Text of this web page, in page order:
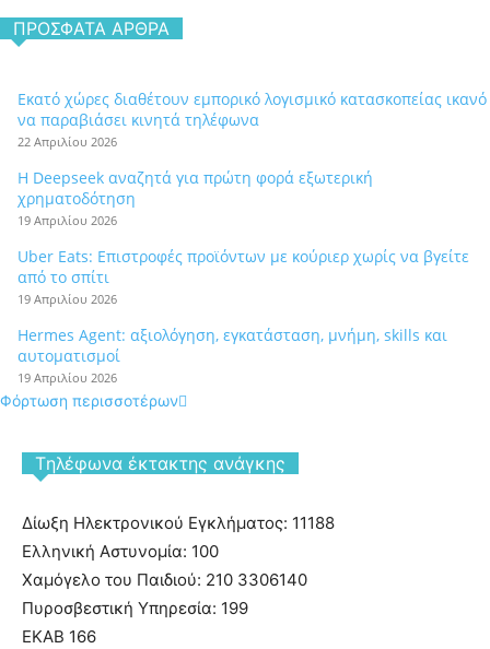
ΠΡΌΣΦΑΤΑ ΆΡΘΡΑ
Εκατό χώρες διαθέτουν εμπορικό λογισμικό κατασκοπείας ικανό
να παραβιάσει κινητά τηλέφωνα
22 Απριλίου 2026
Η Deepseek αναζητά για πρώτη φορά εξωτερική
χρηματοδότηση
19 Απριλίου 2026
Uber Eats: Επιστροφές προϊόντων με κούριερ χωρίς να βγείτε
από το σπίτι
19 Απριλίου 2026
Hermes Agent: αξιολόγηση, εγκατάσταση, μνήμη, skills και
αυτοματισμοί
19 Απριλίου 2026
Φόρτωση περισσοτέρων
Tηλέφωνα έκτακτης ανάγκης
Δίωξη Ηλεκτρονικού Εγκλήματος: 11188
Ελληνική Αστυνομία: 100
Χαμόγελο του Παιδιού: 210 3306140
Πυροσβεστική Υπηρεσία: 199
ΕΚΑΒ 166